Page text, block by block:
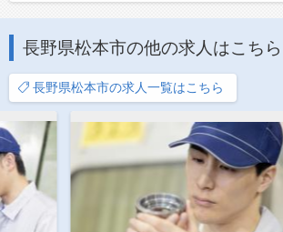
長野県松本市の他の求人はこちら
長野県松本市の求人一覧はこちら